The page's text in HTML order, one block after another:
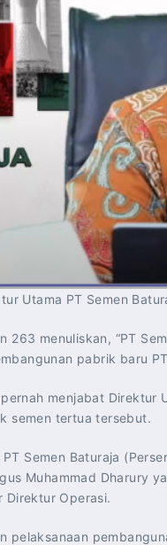
Utama PT Semen
263 menuliskan, “PT
pabrik baru
menjabat
semen tertua tersebut.
Semen Baturaja
Muhammad Dharury
Direktur Operasi.